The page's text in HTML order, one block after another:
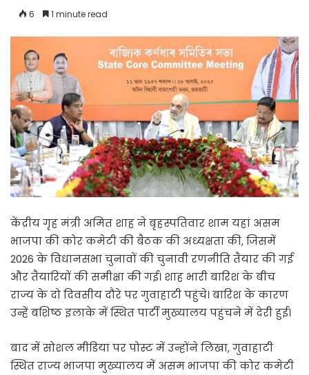
6 1 minute read
केंद्रीय गृह मंत्री अमित शाह ने बृहस्पतिवार शाम यहां असम
भाजपा की कोर कमेटी की बैठक की अध्यक्षता की, जिसमें
2026 के विधानसभा चुनावों की चुनावी रणनीति तैयार की गई
और तैयारियों की समीक्षा की गई। शाह भारी बारिश के बीच
राज्य के दो दिवसीय दौरे पर गुवाहाटी पहुंचे। बारिश के कारण
उन्हें बशिष्ठ इलाके में स्थित पार्टी मुख्यालय पहुंचने में देरी हुई।
बाद में सोशल मीडिया पर पोस्ट में उन्होंने लिखा, गुवाहाटी
स्थित राज्य भाजपा मुख्यालय में असम भाजपा की कोर कमेटी